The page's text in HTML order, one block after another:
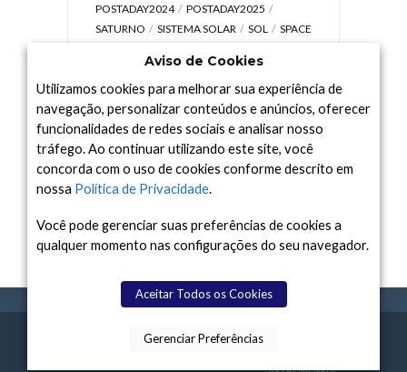
POSTADAY2024
POSTADAY2025
SATURNO
SISTEMA SOLAR SOL
SPACE
UNIVERSO
VÍDEO
Arquivo
Arquivo
TERMOS CONTATO SPACE TODAY
Aviso de Cookies
Utilizamos cookies para melhorar sua experiência de
navegação, personalizar conteúdos e anúncios, oferecer
funcionalidades de redes sociais e analisar nosso
tráfego. Ao continuar utilizando este site, você
concorda com o uso de cookies conforme descrito em
nossa Política de Privacidade.
Você pode gerenciar suas preferências de cookies a
qualquer momento nas configurações do seu navegador.
Aceitar Todos os Cookies
Gerenciar Preferências